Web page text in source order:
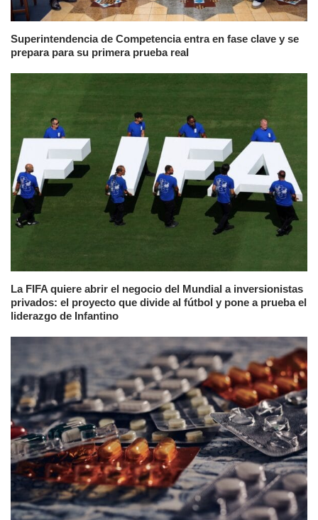
Superintendencia de Competencia entra en fase clave y se
prepara para su primera prueba real
La FIFA quiere abrir el negocio del Mundial a inversionistas
privados: el proyecto que divide al fútbol y pone a prueba el
liderazgo de Infantino